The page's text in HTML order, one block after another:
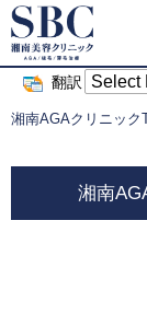
翻訳
湘南AGAクリニック
湘南